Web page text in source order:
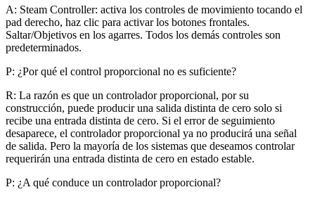
A: Steam Controller: activa los controles de movimiento tocando el
pad derecho, haz clic para activar los botones frontales.
Saltar/Objetivos en los agarres. Todos los demás controles son
predeterminados.
P: ¿Por qué el control proporcional no es suficiente?
R: La razón es que un controlador proporcional, por su
construcción, puede producir una salida distinta de cero solo si
recibe una entrada distinta de cero. Si el error de seguimiento
desaparece, el controlador proporcional ya no producirá una señal
de salida. Pero la mayoría de los sistemas que deseamos controlar
requerirán una entrada distinta de cero en estado estable.
P: ¿A qué conduce un controlador proporcional?